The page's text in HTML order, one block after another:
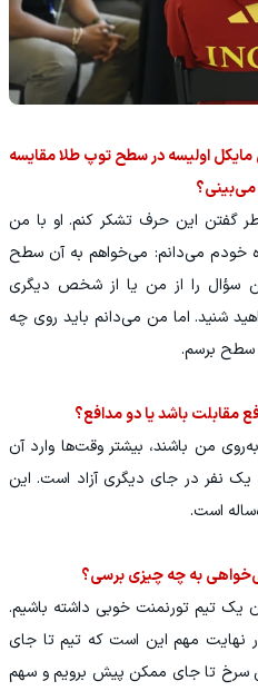
مایکل اولیسه در سطح توپ طلا مقایسه
گفتن این حرف تشکر کنم. او با من
خودم می‌دانم: می‌خواهم به آن سطح
سؤال را از من یا از شخص دیگری
شنید. اما من می‌دانم باید روی چه
سطح برسم.
مقابلت باشد یا دو مدافع؟
من باشند، بیشتر وقت‌ها وارد آن
نفر در جای دیگری آزاد است. این
است.
به چه چیزی برسی؟
یک تیم تورنمنت خوبی داشته باشیم.
نهایت مهم این است که تیم تا جای
سرخ تا جای ممکن پیش برویم و سهم